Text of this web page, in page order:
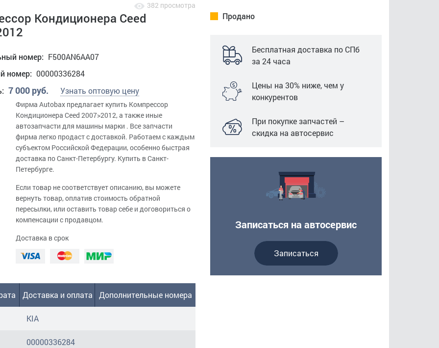
382 просмотра
Кондиционера Ceed
номер: F500AN6AA07
номер: 00000336284
7 000 руб. Узнать оптовую цену
Фирма Autobax предлагает купить Компрессор
Кондиционера Ceed 2007>2012, а также иные
автозапчасти для машины марки . Все запчасти
фирма легко продаст с доставкой. Работаем c каждым
субъектом Российской Федерации, особенно быстрая
доставка по Санкт-Петербургу. Купить в Санкт-
Петербурге.
Если товар не соответствует описанию, вы можете
вернуть товар, оплатив стоимость обратной
пересылки, или оставить товар себе и договориться о
компенсации с продавцом.
Доставка в срок
Доставка и оплата Дополнительные номера
KIA
00000336284
Продано
Бесплатная доставка по СПб
за 24 часа
Цены на 30% ниже, чем у
конкурентов
При покупке запчастей –
скидка на автосервис
Записаться на автосервис
Записаться